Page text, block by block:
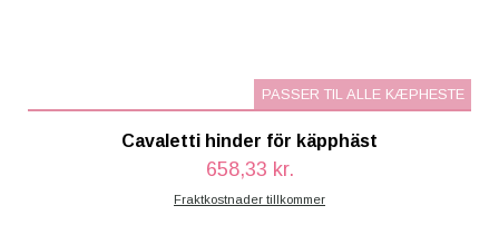
PASSER TIL ALLE KÆPHESTE
Cavaletti hinder för käpphäst
658,33 kr.
Fraktkostnader tillkommer